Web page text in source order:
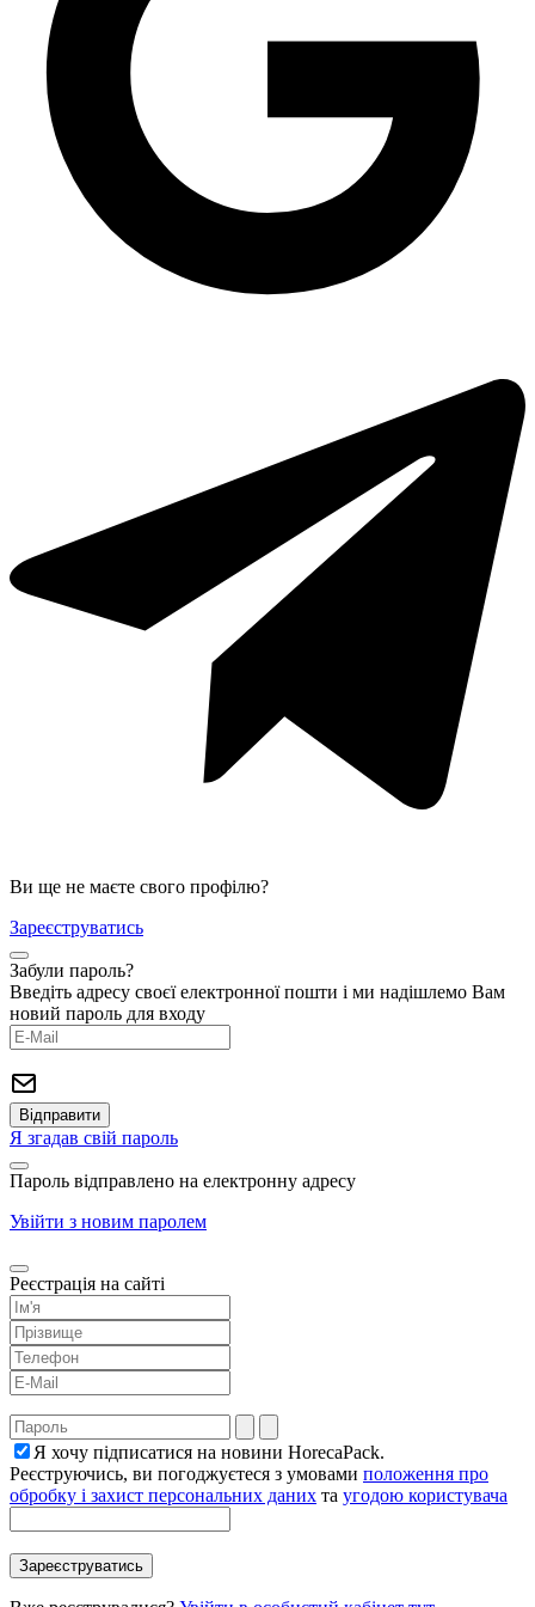
Купити тримач стаканів
Одноразові контейнери для їжі дніпро
Пластикові відра для харчових продуктів
Пластикові стакани ціна
Салатник прозорий круглий PET-250 мл, 500 шт/уп
Ложка біла столова одноразова, 90 шт/уп
Ви ще не маєте свого профілю?
Зареєструватись
Забули пароль?
Введіть адресу своєї електронної пошти і ми надішлемо Вам
новий пароль для входу
Я згадав свій пароль
Пароль відправлено на електронну адресу
Увійти з новим паролем
Реєстрація на сайті
Я хочу підписатися на новини HorecaPack.
Реєструючись, ви погоджуєтеся з умовами положення про
обробку і захист персональних даних та угодою користувача